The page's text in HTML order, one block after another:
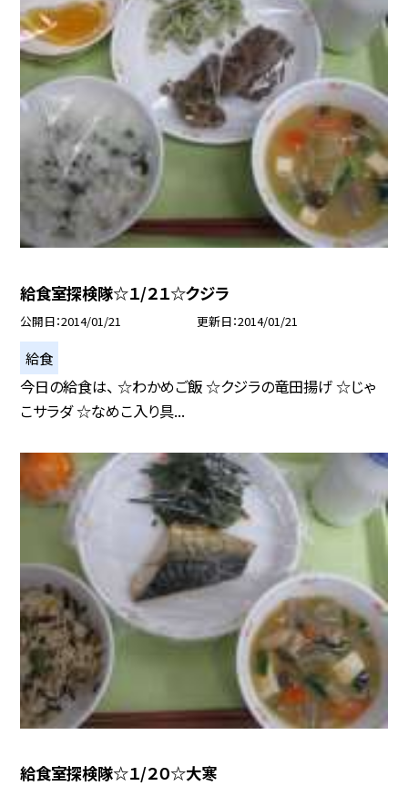
給食室探検隊☆１/２１☆クジラ
公開日 2014/01/21 更新日 2014/01/21
給食
今日の給食は、 ☆わかめご飯 ☆クジラの竜田揚げ ☆じゃ
こサラダ ☆なめこ入り具...
給食室探検隊☆１/２０☆大寒